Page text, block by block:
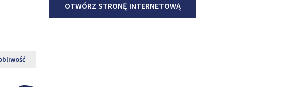
OTWÓRZ STRONĘ INTERNETOWĄ